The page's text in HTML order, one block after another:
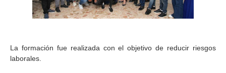
La formación fue realizada con el objetivo de reducir riesgos
laborales.